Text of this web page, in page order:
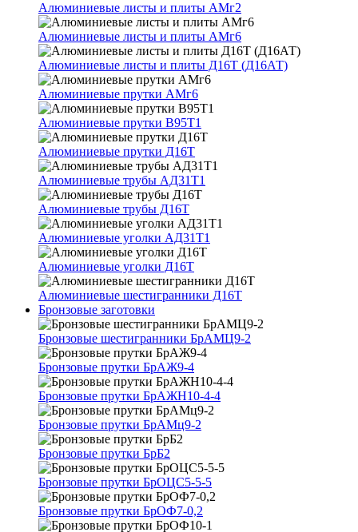
Алюминиевые листы и плиты АМг2
Алюминиевые листы и плиты АМг6
Алюминиевые листы и плиты Д16Т (Д16АТ)
Алюминиевые прутки АМг6
Алюминиевые прутки В95Т1
Алюминиевые прутки Д16Т
Алюминиевые трубы АД31Т1
Алюминиевые трубы Д16Т
Алюминиевые уголки АД31Т1
Алюминиевые уголки Д16Т
Алюминиевые шестигранники Д16Т
Бронзовые заготовки
Бронзовые шестигранники БрАМЦ9-2
Бронзовые прутки БрАЖ9-4
Бронзовые прутки БрАЖН10-4-4
Бронзовые прутки БрАМц9-2
Бронзовые прутки БрБ2
Бронзовые прутки БрОЦС5-5-5
Бронзовые прутки БрОФ7-0,2